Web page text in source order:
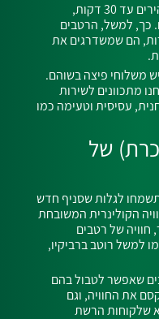
הכי גדולות בעולם, עם משלוחים מהירים עד 30 דקות,
כך, למשל, הרטבים
הם שמשדרגים את
משלוחי פיצה בשוהם.
מתכוונים לשירות
עסיסית וטעימה כמו
של
לגלות שסניף חדש
הקולינרית המשובחת
חוויה של רטבים
למשל רוטב ברביקיו,
שאפשר לטבול בהם
את החוויה, וגם
שלקוחות הרשת